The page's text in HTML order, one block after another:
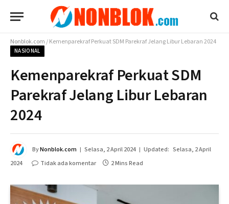
Nonblok.com/Kemenparekraf Perkuat SDM Parekraf Jelang Libur Lebaran 2024
NASIONAL
Kemenparekraf Perkuat SDM
Parekraf Jelang Libur Lebaran
2024
ByNonblok.com Selasa, 2 April 2024 Updated: Selasa, 2 April
2024
Tidak ada komentar 2 Mins Read